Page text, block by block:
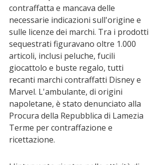
contraffatta e mancava delle
necessarie indicazioni sull'origine e
sulle licenze dei marchi. Tra i prodotti
sequestrati figuravano oltre 1.000
articoli, inclusi peluche, fucili
giocattolo e buste regalo, tutti
recanti marchi contraffatti Disney e
Marvel. L'ambulante, di origini
napoletane, è stato denunciato alla
Procura della Repubblica di Lamezia
Terme per contraffazione e
ricettazione.